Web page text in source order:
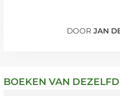
DOORJAN
BOEKEN VAN